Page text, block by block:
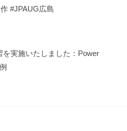
#JPAUG広島
実施いたしました：Power